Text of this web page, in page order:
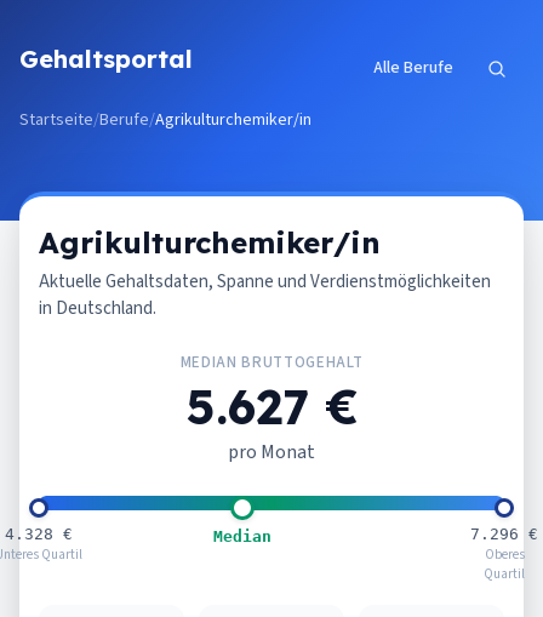
Gehaltsportal Alle Berufe
Startseite/Berufe/Agrikulturchemiker/in
Agrikulturchemiker/in
Aktuelle Gehaltsdaten, Spanne und Verdienstmöglichkeiten
in Deutschland.
MEDIAN BRUTTOGEHALT
5.627 €
pro Monat
4.328 €
Quartil
Median
7.296 €
Oberes
Quartil